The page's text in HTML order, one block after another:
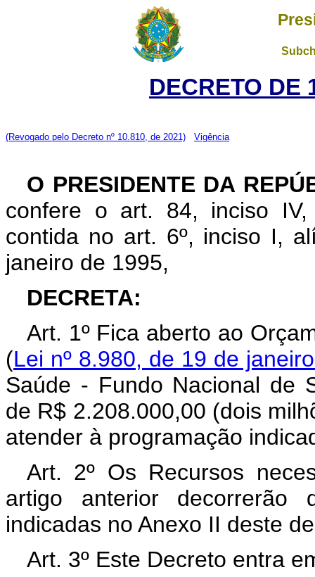
DECRETO DE
(Revogado pelo Decreto nº 10.810, de 2021) Vigência
O PRESIDENTE DA
confere o art. 84, inciso
contida no art. 6º, inciso I,
janeiro de 1995,
DECRETA:
Art. 1º Fica aberto ao
(Lei nº 8.980, de 19 de
Saúde - Fundo Nacional de
de R$ 2.208.000,00 (dois
atender à programação
Art. 2º Os Recursos
artigo anterior decorrerão
indicadas no Anexo II deste
Art. 3º Este Decreto entra